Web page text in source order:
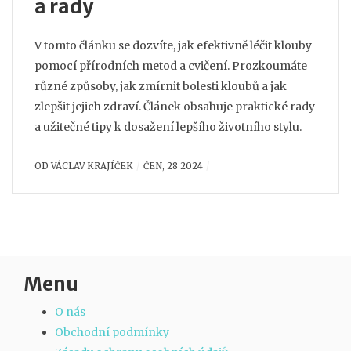
a rady
V tomto článku se dozvíte, jak efektivně léčit klouby
pomocí přírodních metod a cvičení. Prozkoumáte
různé způsoby, jak zmírnit bolesti kloubů a jak
zlepšit jejich zdraví. Článek obsahuje praktické rady
a užitečné tipy k dosažení lepšího životního stylu.
ODVÁCLAV KRAJÍČEK ČEN, 28 2024
Menu
O nás
Obchodní podmínky